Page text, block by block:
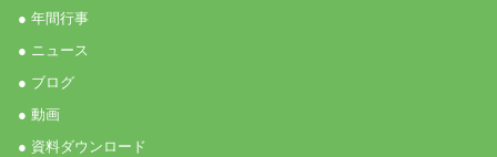
● 年間行事
● ニュース
● ブログ
● 動画
● 資料ダウンロード